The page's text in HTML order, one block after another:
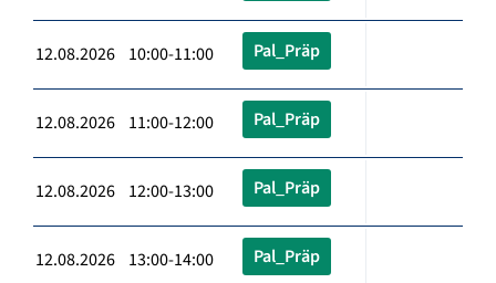
12.08.2026 10:00-11:00 Pal_Präp
12.08.2026 11:00-12:00 Pal_Präp
12.08.2026 12:00-13:00 Pal_Präp
12.08.2026 13:00-14:00 Pal_Präp